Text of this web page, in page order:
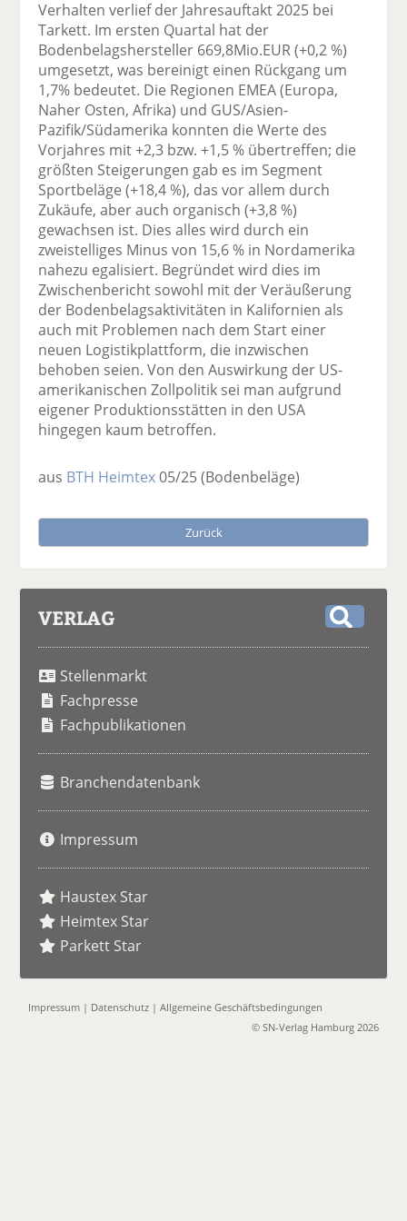
Verhalten verlief der Jahresauftakt 2025 bei
Tarkett. Im ersten Quartal hat der
Bodenbelagshersteller 669,8Mio.EUR (+0,2 %)
umgesetzt, was bereinigt einen Rückgang um
1,7% bedeutet. Die Regionen EMEA (Europa,
Naher Osten, Afrika) und GUS/Asien-
Pazifik/Südamerika konnten die Werte des
Vorjahres mit +2,3 bzw. +1,5 % übertreffen; die
größten Steigerungen gab es im Segment
Sportbeläge (+18,4 %), das vor allem durch
Zukäufe, aber auch organisch (+3,8 %)
gewachsen ist. Dies alles wird durch ein
zweistelliges Minus von 15,6 % in Nordamerika
nahezu egalisiert. Begründet wird dies im
Zwischenbericht sowohl mit der Veräußerung
der Bodenbelagsaktivitäten in Kalifornien als
auch mit Problemen nach dem Start einer
neuen Logistikplattform, die inzwischen
behoben seien. Von den Auswirkung der US-
amerikanischen Zollpolitik sei man aufgrund
eigener Produktionsstätten in den USA
hingegen kaum betroffen.
aus BTH Heimtex05/25(Bodenbeläge)
Zurück
VERLAG
Stellenmarkt
Fachpresse
Fachpublikationen
Branchendatenbank
Impressum
Haustex Star
Heimtex Star
Parkett Star
Impressum | Datenschutz |Allgemeine Geschäftsbedingungen
© SN-Verlag Hamburg 2026